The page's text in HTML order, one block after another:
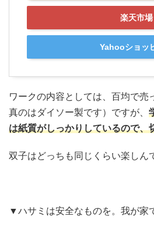
楽天市場
Yahooショッ
ワークの内容としては、百均で売
真のはダイソー製です）ですが、
は紙質がしっかりしているので、
双子はどっちも同じくらい楽しん
▼ハサミは安全なものを。我が家